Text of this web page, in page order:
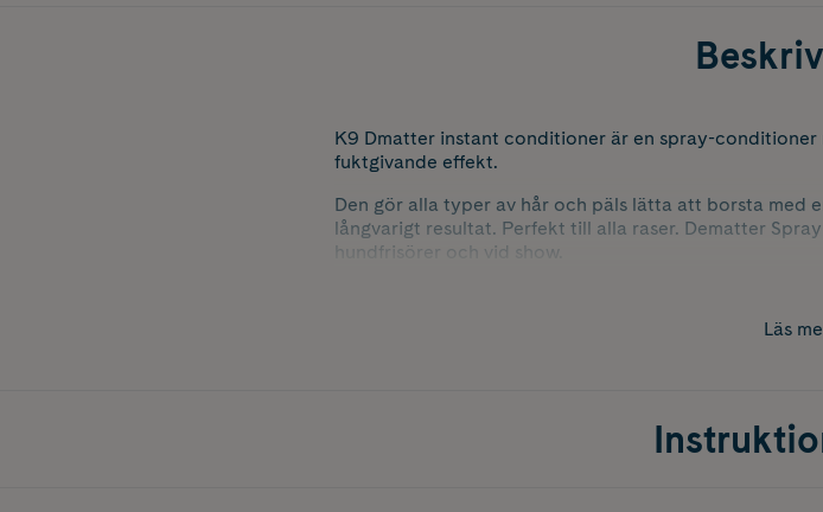
K9 Dmatter instant conditioner är en spray-
fuktgivande effekt.
Den gör alla typer av hår och päls lätta att borsta med
långvarigt resultat. Perfekt till alla raser. Dematter
hundfrisörer och vid show.
Läs